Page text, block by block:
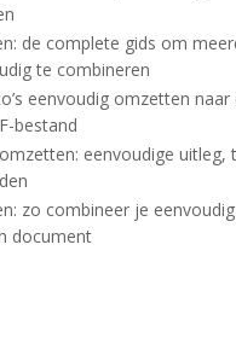
de complete gids om
te combineren
eenvoudig omzetten naar
bestand
eenvoudige uitleg,
zo combineer je
document